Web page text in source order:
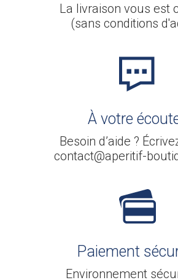
La livraison vous est
(sans conditions
À votre
Besoin d’aide ?
contact@aperitif-
Paiement
Environnement